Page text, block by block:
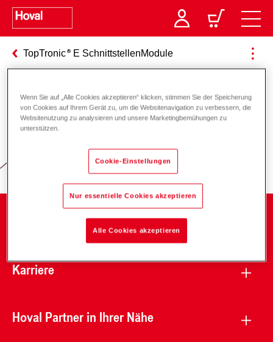
TopTronic E SchnittstellenModule
Verantwortung für Energie und
Karriere
Hoval Partner in Ihrer Nähe
Wenn Sie auf „Alle Cookies akzeptieren“ klicken, stimmen Sie der Speicherung
von Cookies auf Ihrem Gerät zu, um die Websitenavigation zu verbessern, die
Websitenutzung zu analysieren und unsere Marketingbemühungen zu
unterstützen.
Cookie-Einstellungen
Nur essentielle Cookies akzeptieren
Alle Cookies akzeptieren